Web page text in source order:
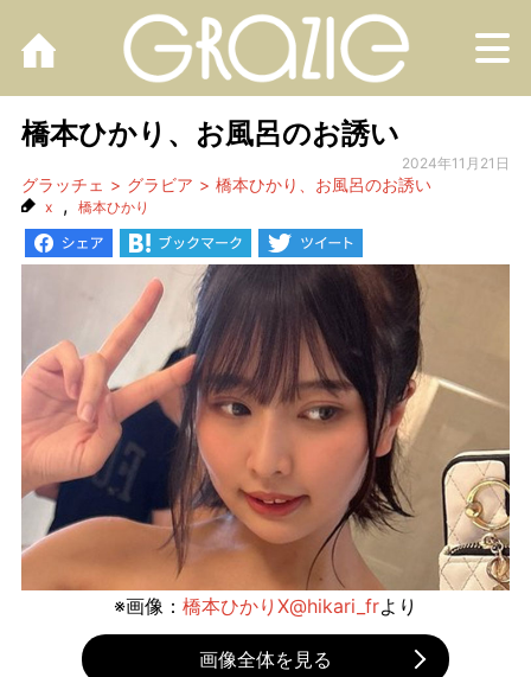
橋本ひかり、お風呂のお誘い
2024年11月21日
グラッチェ グラビア 橋本ひかり、お風呂のお誘い
x , 橋本ひかり
※画像： 橋本ひかりX@hikari_frより
画像全体を見る